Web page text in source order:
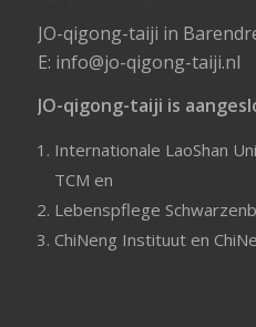
JO-qigong-taiji in
E: info@jo-qigong-taiji.nl
JO-qigong-taiji is
Internationale LaoShan
TCM en
Lebenspflege
ChiNeng Instituuten